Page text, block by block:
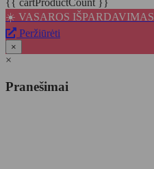
{{ cartProductCount }}
☀️ VASAROS IŠPARDAVIMAS
Peržiūrėti
×
×
Pranešimai